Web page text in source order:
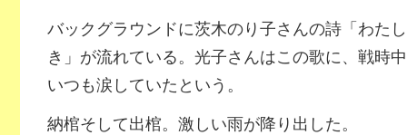
バックグラウンドに茨木のり子さんの詩「わた
き」が流れている。光子さんはこの歌に、戦時
いつも涙していたという。
納棺そして出棺。激しい雨が降り出した。